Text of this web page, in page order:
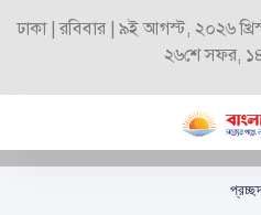
ঢাকা | রবিবার | ৯ই আগস্ট, ২০২৬
২৬শে সফর,